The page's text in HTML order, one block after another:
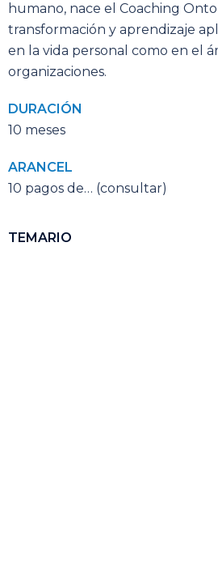
humano, nace el Coaching
transformación y aprendizaje
en la vida personal como en el
organizaciones.
DURACIÓN
10 meses
ARANCEL
10 pagos de… (consultar)
TEMARIO